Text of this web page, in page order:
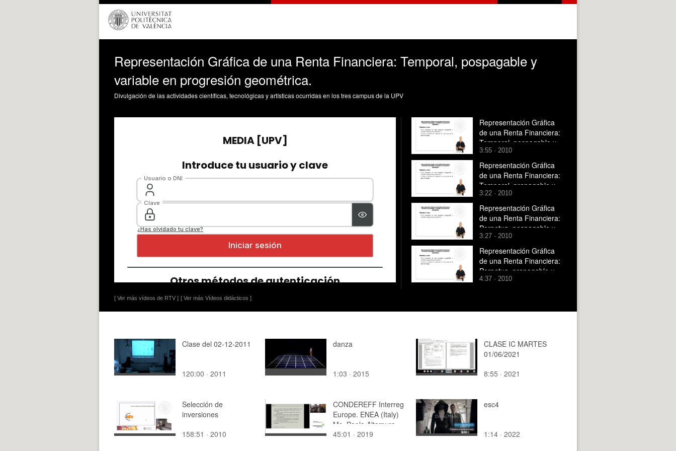
Representación Gráfica de una Renta Financiera: Temporal, pospagable y
variable en progresión geométrica.
Divulgación de las actividades científicas, tecnológicas y artísticas ocurridas en los tres campus de la UPV
[ Ver más vídeos de RTV ] [ Ver más Vídeos didácticos ]
Representación Gráfica
de una Renta Financiera:
Temporal, pospagable y
variable en progresión
aritmética.
3:55 · 2010
Representación Gráfica
de una Renta Financiera:
Temporal, prepagable y
variable en progresión
geométrica.
3:22 · 2010
Representación Gráfica
de una Renta Financiera:
Perpetua, pospagable y
variable en progresión
geométrica.
3:27 · 2010
Representación Gráfica
de una Renta Financiera:
Perpetua, prepagable y
variable en progresión
4:37 · 2010
Clase del 02-12-2011
120:00 · 2011
danza
1:03 · 2015
CLASE IC MARTES
01/06/2021
8:55 · 2021
Selección de
inversiones
158:51 · 2010
CONDEREFF Interreg
Europe. ENEA (Italy)
Ms. Paola Altamura.
Pre-demolition audits
45:01 · 2019
esc4
1:14 · 2022